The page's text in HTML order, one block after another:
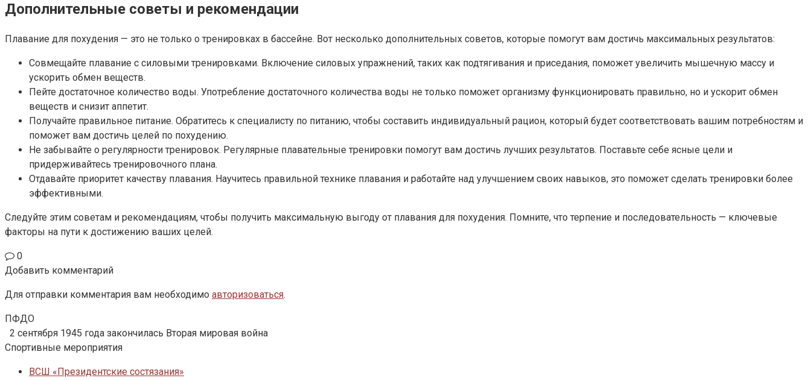
Дополнительные советы и рекомендации
Плавание для похудения — это не только о тренировках в бассейне. Вот несколько дополнительных советов, которые помогут вам достичь максимальных результатов:
Совмещайте плавание с силовыми тренировками. Включение силовых упражнений, таких как подтягивания и приседания, поможет увеличить мышечную массу и
ускорить обмен веществ.
Пейте достаточное количество воды. Употребление достаточного количества воды не только поможет организму функционировать правильно, но и ускорит обмен
веществ и снизит аппетит.
Получайте правильное питание. Обратитесь к специалисту по питанию, чтобы составить индивидуальный рацион, который будет соответствовать вашим потребностям и
поможет вам достичь целей по похудению.
Не забывайте о регулярности тренировок. Регулярные плавательные тренировки помогут вам достичь лучших результатов. Поставьте себе ясные цели и
придерживайтесь тренировочного плана.
Отдавайте приоритет качеству плавания. Научитесь правильной технике плавания и работайте над улучшением своих навыков, это поможет сделать тренировки более
эффективными.
Следуйте этим советам и рекомендациям, чтобы получить максимальную выгоду от плавания для похудения. Помните, что терпение и последовательность — ключевые
факторы на пути к достижению ваших целей.
0
Добавить комментарий
Для отправки комментария вам необходимо авторизоваться.
ПФДО
2 сентября 1945 года закончилась Вторая мировая война
Спортивные мероприятия
ВСШ «Президентские состязания»